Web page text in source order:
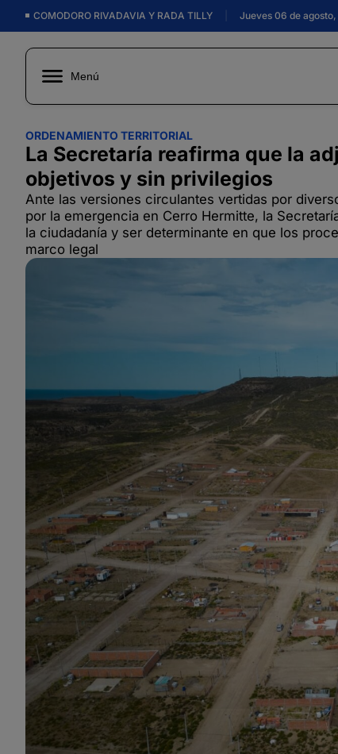
COMODORO RIVADAVIA Y RADA TILLY Jueves 06 de agosto,
Menú
ORDENAMIENTO TERRITORIAL
La Secretaría reafirma que la
objetivos y sin privilegios
Ante las versiones circulantes vertidas por
por la emergencia en Cerro Hermitte, la
la ciudadanía y ser determinante en que los
marco legal